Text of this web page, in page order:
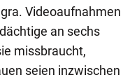
Videoaufnahmen
an sechs
missbraucht,
seien inzwischen